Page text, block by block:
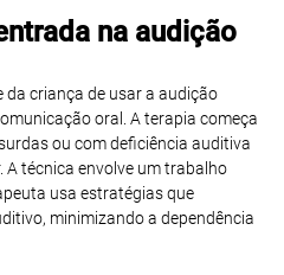
na audição
da criança de usar a audição
oral. A terapia começa
ou com deficiência auditiva
A técnica envolve um trabalho
usa estratégias que
minimizando a dependência